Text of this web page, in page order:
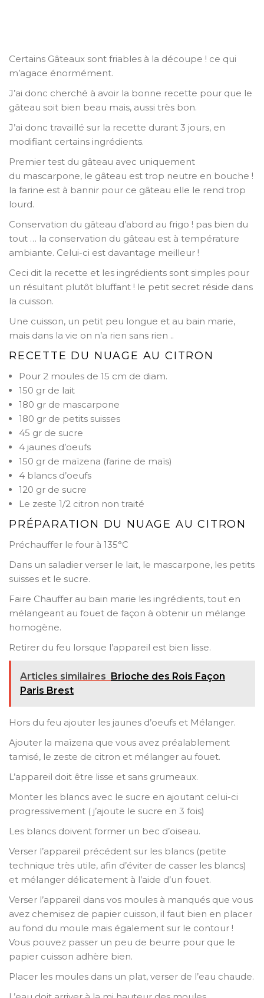
Certains Gâteaux sont friables à la découpe ! ce qui
m’agace énormément.
J’ai donc cherché à avoir la bonne recette pour que le
gâteau soit bien beau mais, aussi très bon.
J’ai donc travaillé sur la recette durant 3 jours, en
modifiant certains ingrédients.
Premier test du gâteau avec uniquement
du mascarpone, le gâteau est trop neutre en bouche !
la farine est à bannir pour ce gâteau elle le rend trop
lourd.
Conservation du gâteau d’abord au frigo ! pas bien du
tout … la conservation du gâteau est à température
ambiante. Celui-ci est davantage meilleur !
Ceci dit la recette et les ingrédients sont simples pour
un résultant plutôt bluffant ! le petit secret réside dans
la cuisson.
Une cuisson, un petit peu longue et au bain marie,
mais dans la vie on n’a rien sans rien ..
RECETTE DU NUAGE AU CITRON
Pour 2 moules de 15 cm de diam.
150 gr de lait
180 gr de mascarpone
180 gr de petits suisses
45 gr de sucre
4 jaunes d’oeufs
150 gr de maïzena (farine de maïs)
4 blancs d’oeufs
120 gr de sucre
Le zeste 1/2 citron non traité
PRÉPARATION DU NUAGE AU CITRON
Préchauffer le four à 135°C
Dans un saladier verser le lait, le mascarpone, les petits
suisses et le sucre.
Faire Chauffer au bain marie les ingrédients, tout en
mélangeant au fouet de façon à obtenir un mélange
homogène.
Retirer du feu lorsque l’appareil est bien lisse.
Articles similaires Brioche des Rois Façon
Paris Brest
Hors du feu ajouter les jaunes d’oeufs et Mélanger.
Ajouter la maïzena que vous avez préalablement
tamisé, le zeste de citron et mélanger au fouet.
L’appareil doit être lisse et sans grumeaux.
Monter les blancs avec le sucre en ajoutant celui-ci
progressivement ( j’ajoute le sucre en 3 fois)
Les blancs doivent former un bec d’oiseau.
Verser l’appareil précédent sur les blancs (petite
technique très utile, afin d’éviter de casser les blancs)
et mélanger délicatement à l’aide d’un fouet.
Verser l’appareil dans vos moules à manqués que vous
avez chemisez de papier cuisson, il faut bien en placer
au fond du moule mais également sur le contour !
Vous pouvez passer un peu de beurre pour que le
papier cuisson adhère bien.
Placer les moules dans un plat, verser de l’eau chaude.